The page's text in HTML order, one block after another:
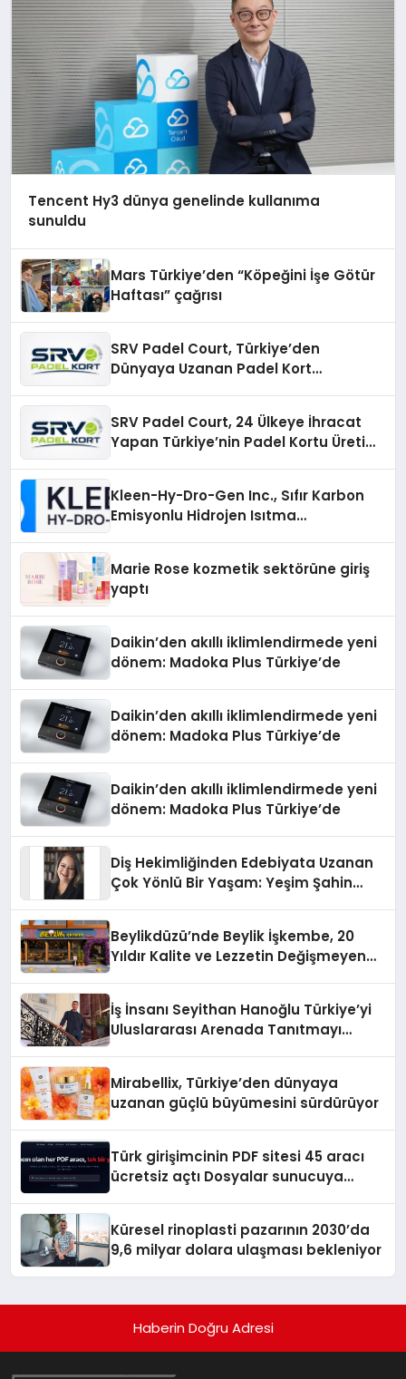
Tencent Hy3 dünya genelinde kullanıma
sunuldu
Mars Türkiye’den “Köpeğini İşe Götür
Haftası” çağrısı
SRV Padel Court, Türkiye’den
Dünyaya Uzanan Padel Kort
SRV Padel Court, 24 Ülkeye İhracat
Yapan Türkiye’nin Padel Kortu Üretim
Kleen-Hy-Dro-Gen Inc., Sıfır Karbon
Emisyonlu Hidrojen Isıtma
Marie Rose kozmetik sektörüne giriş
yaptı
Daikin’den akıllı iklimlendirmede yeni
dönem: Madoka Plus Türkiye’de
Daikin’den akıllı iklimlendirmede yeni
dönem: Madoka Plus Türkiye’de
Daikin’den akıllı iklimlendirmede yeni
dönem: Madoka Plus Türkiye’de
Diş Hekimliğinden Edebiyata Uzanan
Çok Yönlü Bir Yaşam: Yeşim Şahin
Beylikdüzü’nde Beylik İşkembe, 20
Yıldır Kalite ve Lezzetin Değişmeyen
İş İnsanı Seyithan Hanoğlu Türkiye’yi
Uluslararası Arenada Tanıtmayı
Mirabellix, Türkiye’den dünyaya
uzanan güçlü büyümesini sürdürüyor
Türk girişimcinin PDF sitesi 45 aracı
ücretsiz açtı Dosyalar sunucuya
Küresel rinoplasti pazarının 2030’da
9,6 milyar dolara ulaşması bekleniyor
Haberin Doğru Adresi